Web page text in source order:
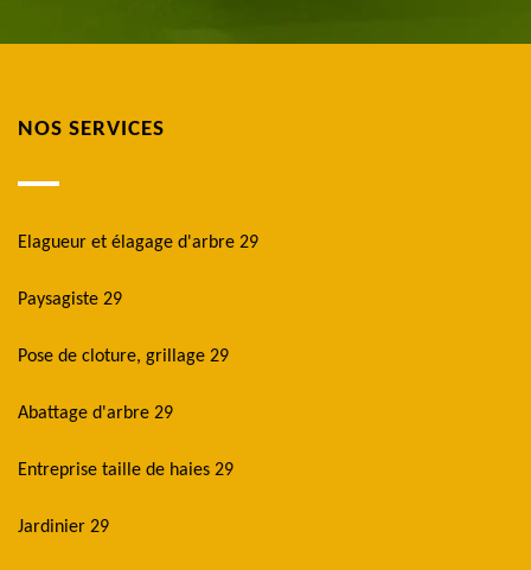
NOS SERVICES
Elagueur et élagage d'arbre 29
Paysagiste 29
Pose de cloture, grillage 29
Abattage d'arbre 29
Entreprise taille de haies 29
Jardinier 29